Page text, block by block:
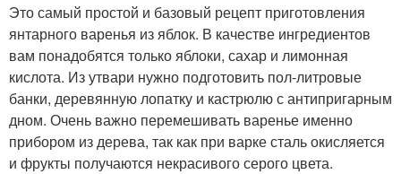
Это самый простой и базовый рецепт приготовления
янтарного варенья из яблок. В качестве ингредиентов
вам понадобятся только яблоки, сахар и лимонная
кислота. Из утвари нужно подготовить пол-литровые
банки, деревянную лопатку и кастрюлю с антипригарным
дном. Очень важно перемешивать варенье именно
прибором из дерева, так как при варке сталь окисляется
и фрукты получаются некрасивого серого цвета.